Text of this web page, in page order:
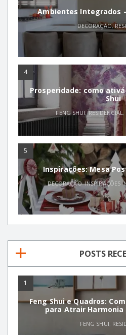
Ambientes Integrados
DECORAÇÃO,
4
Prosperidade: como
Shui
FENG SHUI,RESIDENCIAL ,
5
Inspirações: Mesa
DECORAÇÃO,INSPIRAÇÕES ,
POSTS
1
Feng Shui e Quadros:
para Atrair Harmonia
FENG SHUI,